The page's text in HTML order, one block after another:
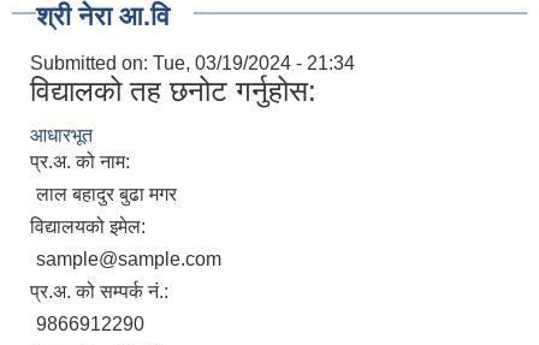
श्री नेरा आ.वि
Submitted on: Tue, 03/19/2024 - 21:34
विद्यालको तह छनोट गर्नुहोस:
आधारभूत
प्र.अ. को नाम:
लाल बहादुर बुढा मगर
विद्यालयको इमेल:
sample@sample.com
प्र.अ. को सम्पर्क नं.:
9866912290